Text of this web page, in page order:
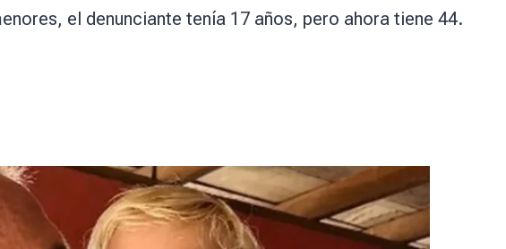
el denunciante tenía 17 años, pero ahora tiene 44.